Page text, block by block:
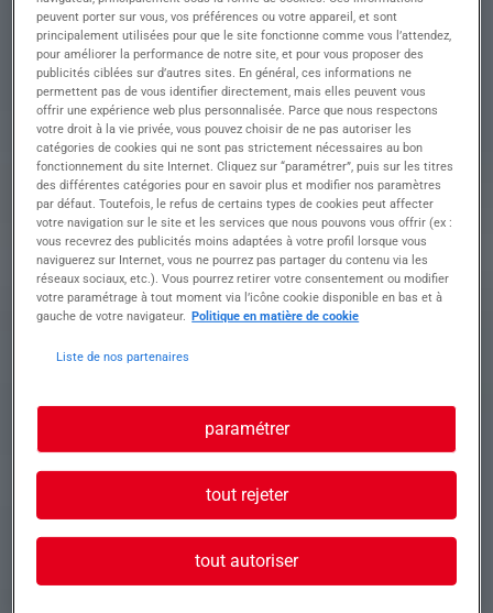
situations d'urgence
• Conformité avec les normes de santé et de
sécurité dans l'exécution des travaux
• Lecture des plans, esquisses et schémas de
montage électriques.
Profil recherché
Le profil attendu pour le poste d'électricien (H/F)
en mission d'intérim est celui d'un professionnel
formé et expérimenté, alliant solides
d'adaptation.
ans
• Formation ou certification pertinente en
électricité
• CCTH,
• habilitations électriques à jour
peuvent porter sur vous, vos préférences ou votre appareil, et sont
principalement utilisées pour que le site fonctionne comme vous l’attendez,
pour améliorer la performance de notre site, et pour vous proposer des
publicités ciblées sur d’autres sites. En général, ces informations ne
permettent pas de vous identifier directement, mais elles peuvent vous
offrir une expérience web plus personnalisée. Parce que nous respectons
votre droit à la vie privée, vous pouvez choisir de ne pas autoriser les
catégories de cookies qui ne sont pas strictement nécessaires au bon
fonctionnement du site Internet. Cliquez sur “paramétrer”, puis sur les titres
des différentes catégories pour en savoir plus et modifier nos paramètres
par défaut. Toutefois, le refus de certains types de cookies peut affecter
votre navigation sur le site et les services que nous pouvons vous offrir (ex :
vous recevrez des publicités moins adaptées à votre profil lorsque vous
naviguerez sur Internet, vous ne pourrez pas partager du contenu via les
réseaux sociaux, etc.). Vous pourrez retirer votre consentement ou modifier
votre paramétrage à tout moment via l’icône cookie disponible en bas et à
gauche de votre navigateur. Politique en matière de cookie
Liste de nos partenaires
paramétrer
tout rejeter
tout autoriser